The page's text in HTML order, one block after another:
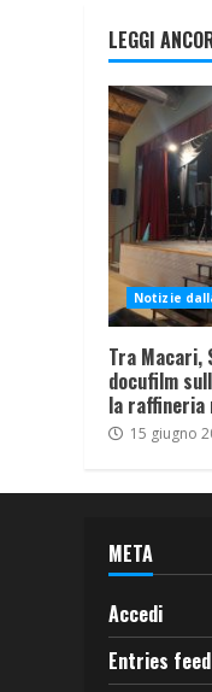
LEGGI
Notizie
Tra Macari,
docufilm
la raffineria
15 giugno
META
Accedi
Entries feed